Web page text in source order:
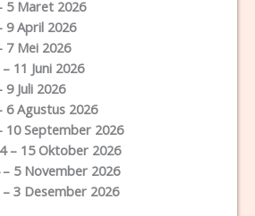
5 Maret 2026
9 April 2026
7 Mei 2026
11 Juni 2026
9 Juli 2026
6 Agustus 2026
10 September 2026
– 15 Oktober 2026
5 November 2026
3 Desember 2026